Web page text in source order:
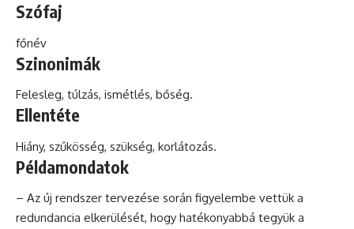
Szófaj
főnév
Szinonimák
Felesleg, túlzás, ismétlés, bőség.
Ellentéte
Hiány, szűkösség, szükség, korlátozás.
Példamondatok
– Az új rendszer tervezése során figyelembe vettük a
redundancia elkerülését, hogy hatékonyabbá tegyük a